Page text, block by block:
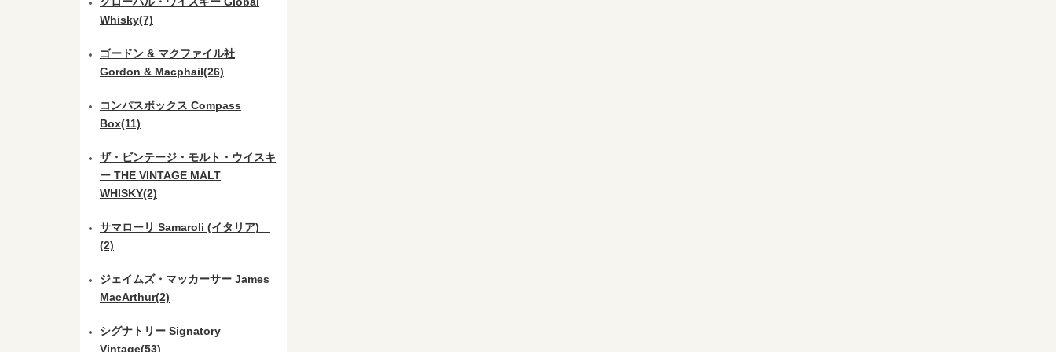
Whisky(7)
ゴードン & マクファイル社
Gordon & Macphail(26)
コンパスボックス Compass
Box(11)
ザ・ビンテージ・モルト・ウイスキ
ー THE VINTAGE MALT
WHISKY(2)
サマローリ Samaroli (イタリア)
(2)
ジェイムズ・マッカーサー James
MacArthur(2)
シグナトリー Signatory
Vintage(53)